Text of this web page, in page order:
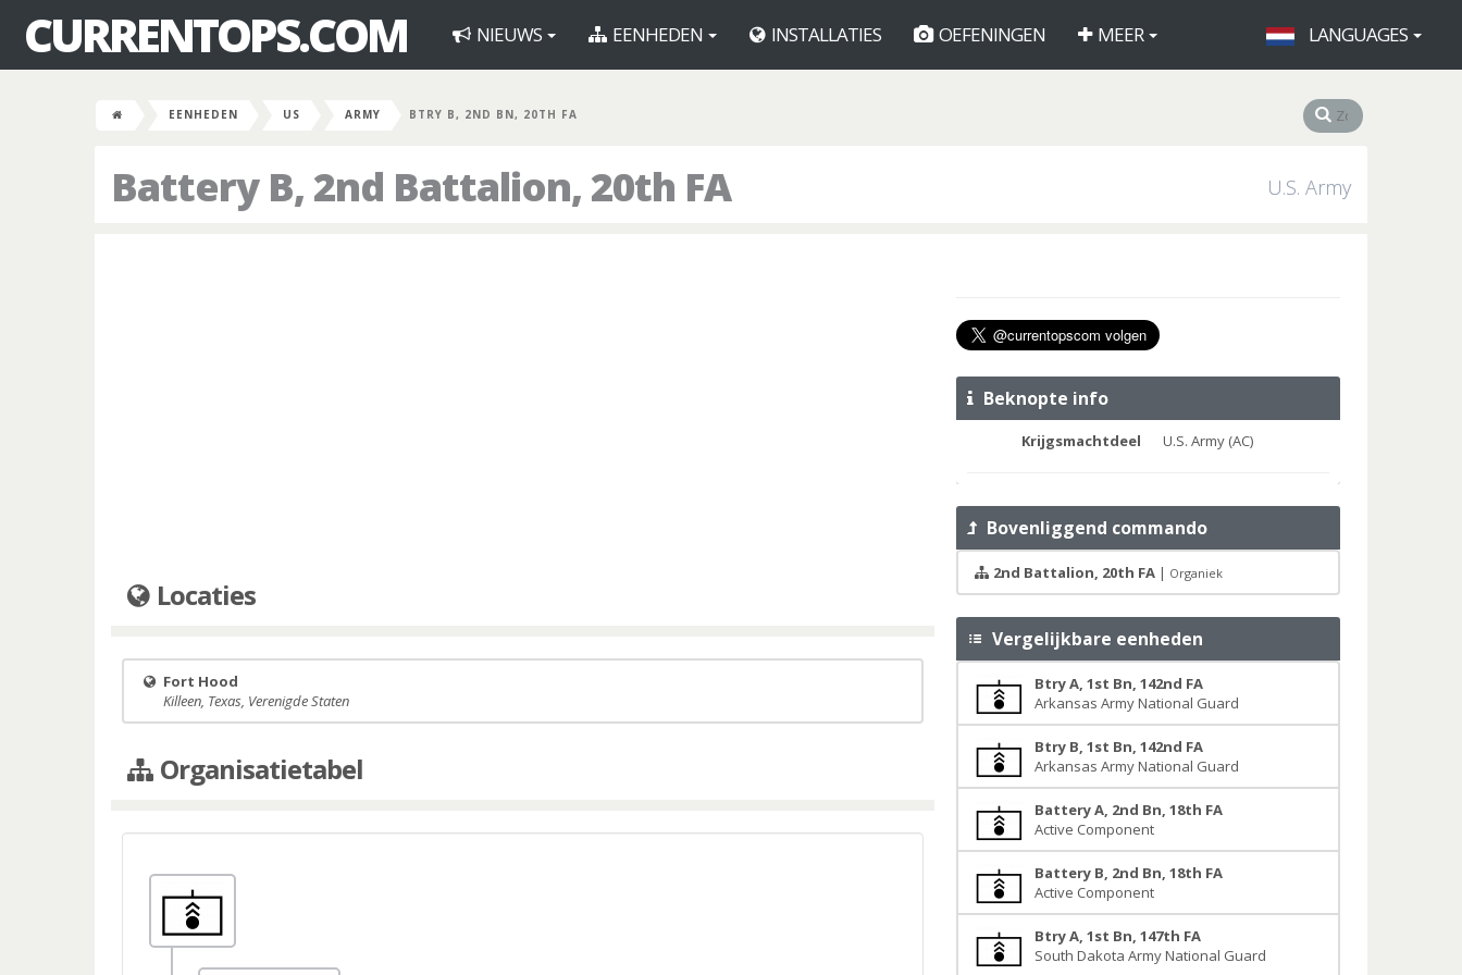
CURRENTOPS.COM NIEUWS EENHEDEN INSTALLATIES OEFENINGEN MEER LANGUAGES
EENHEDEN US ARMY BTRY B, 2ND BN, 20TH FA
Battery B, 2nd Battalion, 20th FA U.S. Army
Locaties
Fort Hood
Killeen, Texas, Verenigde Staten
Organisatietabel
Beknopte info
Krijgsmachtdeel U.S. Army (AC)
Bovenliggend commando
2nd Battalion, 20th FA| Organiek
Vergelijkbare eenheden
Btry A, 1st Bn, 142nd FA
Arkansas Army National Guard
Btry B, 1st Bn, 142nd FA
Arkansas Army National Guard
Battery A, 2nd Bn, 18th FA
Active Component
Battery B, 2nd Bn, 18th FA
Active Component
Btry A, 1st Bn, 147th FA
South Dakota Army National Guard